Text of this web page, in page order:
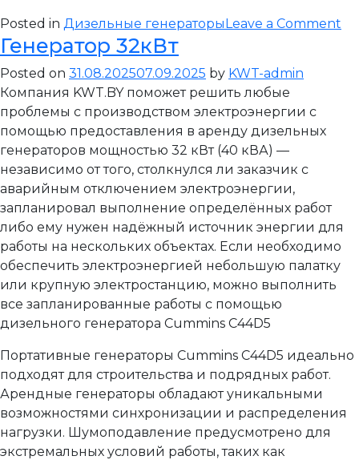
Posted in Дизельные генераторыLeave a Comment
Генератор 32кВт
Posted on 31.08.202507.09.2025 by KWT-admin
Компания KWT.BY поможет решить любые
проблемы с производством электроэнергии с
помощью предоставления в аренду дизельных
генераторов мощностью 32 кВт (40 кВА) —
независимо от того, столкнулся ли заказчик с
аварийным отключением электроэнергии,
запланировал выполнение определённых работ
либо ему нужен надёжный источник энергии для
работы на нескольких объектах. Если необходимо
обеспечить электроэнергией небольшую палатку
или крупную электростанцию, можно выполнить
все запланированные работы с помощью
дизельного генератора Cummins C44D5
Портативные генераторы Cummins C44D5 идеально
подходят для строительства и подрядных работ.
Арендные генераторы обладают уникальными
возможностями синхронизации и распределения
нагрузки. Шумоподавление предусмотрено для
экстремальных условий работы, таких как